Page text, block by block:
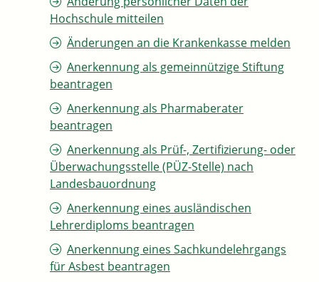
Hochschule mitteilen
Änderungen an die Krankenkasse melden
Anerkennung als gemeinnützige Stiftung
beantragen
Anerkennung als Pharmaberater
beantragen
Anerkennung als Prüf-, Zertifizierung- oder
Überwachungsstelle (PÜZ-Stelle) nach
Landesbauordnung
Anerkennung eines ausländischen
Lehrerdiploms beantragen
Anerkennung eines Sachkundelehrgangs
für Asbest beantragen